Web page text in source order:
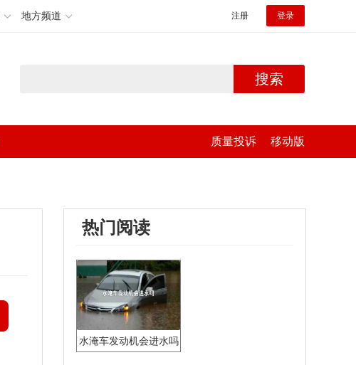
地方频道 注册 登录
搜索
质量投诉 移动版
热门阅读
水淹车发动机会进水吗